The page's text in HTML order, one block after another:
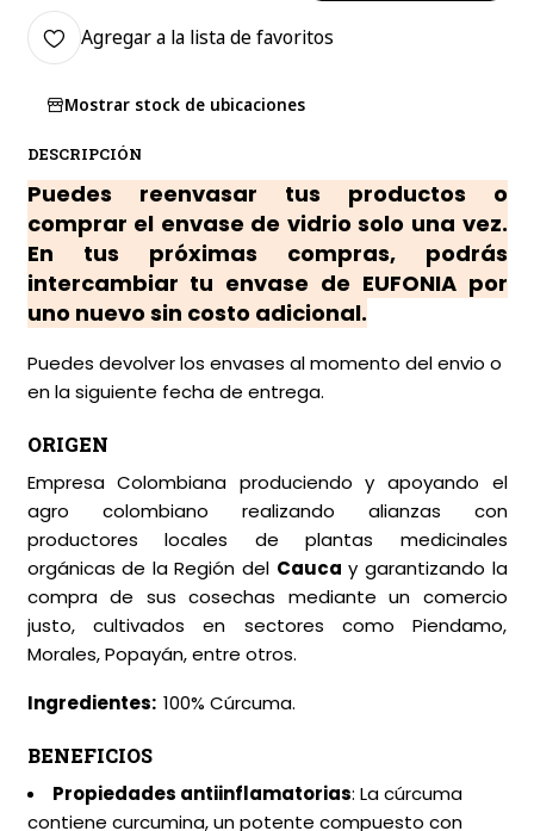
Agregar a la lista de favoritos
Mostrar stock de ubicaciones
DESCRIPCIÓN
Puedes reenvasar tus productos o
comprar el envase de vidrio solo una vez.
En tus próximas compras, podrás
intercambiar tu envase de EUFONIA por
uno nuevo sin costo adicional.
Puedes devolver los envases al momento del envio o
en la siguiente fecha de entrega.
ORIGEN
Empresa Colombiana produciendo y apoyando el
agro colombiano realizando alianzas con
productores locales de plantas medicinales
orgánicas de la Región del Cauca y garantizando la
compra de sus cosechas mediante un comercio
justo, cultivados en sectores como Piendamo,
Morales, Popayán, entre otros.
Ingredientes: 100% Cúrcuma.
BENEFICIOS
Propiedades antiinflamatorias: La cúrcuma
contiene curcumina, un potente compuesto con